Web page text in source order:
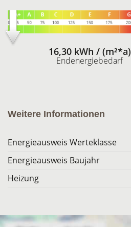
16,30 kWh / (m²*a)
Endenergiebedarf
Weitere Informationen
Energieausweis Werteklasse
Energieausweis Baujahr
Heizung